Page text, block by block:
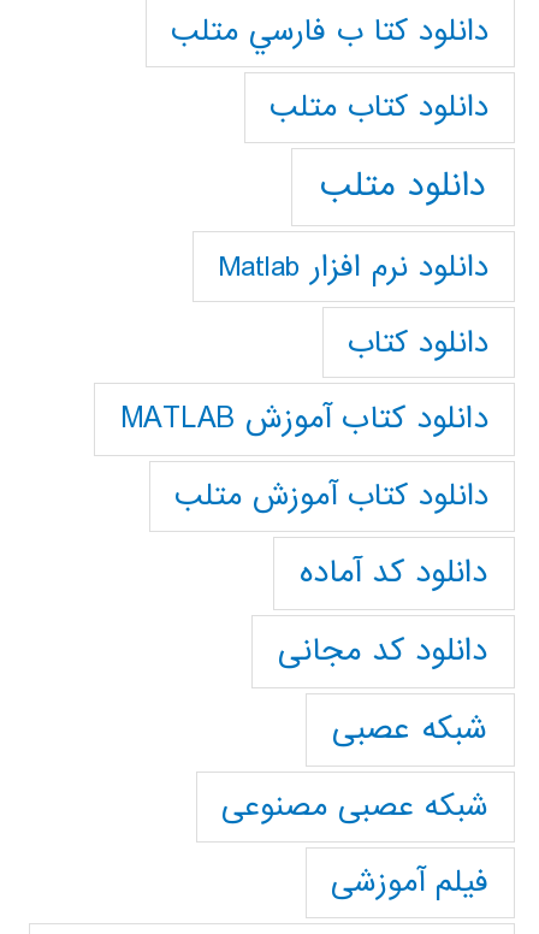
دانلود كتا ب فارسي متلب
دانلود كتاب متلب
دانلود متلب
دانلود نرم افزار Matlab
دانلود کتاب
دانلود کتاب آموزش MATLAB
دانلود کتاب آموزش متلب
دانلود کد آماده
دانلود کد مجانی
شبکه عصبی
شبکه عصبی مصنوعی
فیلم آموزشی